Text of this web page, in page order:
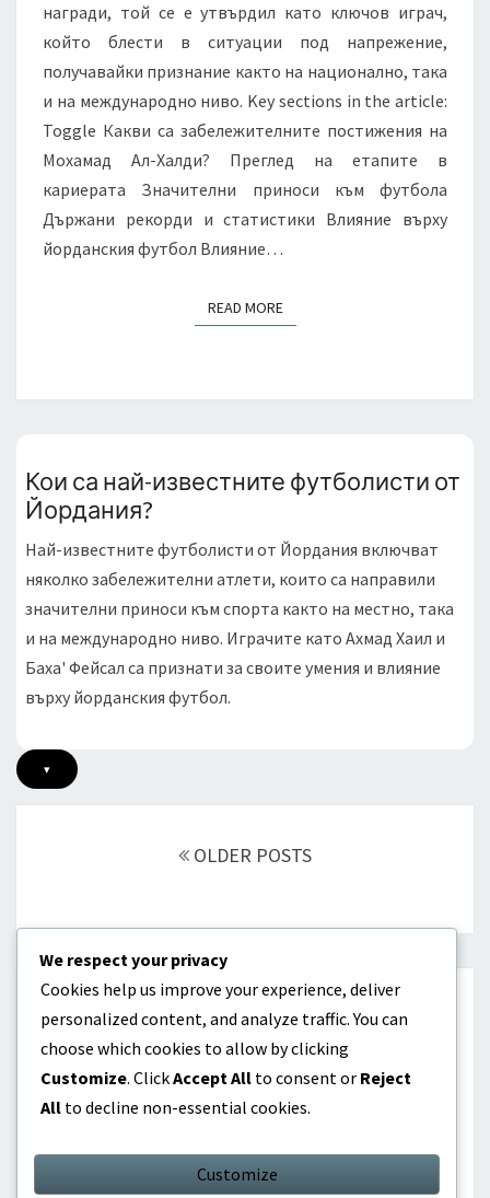
награди, той се е утвърдил като ключов играч,
който блести в ситуации под напрежение,
получавайки признание както на национално, така
и на международно ниво. Key sections in the article:
Toggle Какви са забележителните постижения на
Мохамад Ал-Халди? Преглед на етапите в
кариерата Значителни приноси към футбола
Държани рекорди и статистики Влияние върху
йорданския футбол Влияние…
READ MOREREAD MORE
Кои са най-известните футболисти от
Йордания?
Най-известните футболисти от Йордания включват
няколко забележителни атлети, които са направили
значителни приноси към спорта както на местно, така
и на международно ниво. Играчите като Ахмад Хаил и
Баха' Фейсал са признати за своите умения и влияние
върху йорданския футбол.
▾
OLDER POSTS
КАТЕГОРИИ
Биографии на играчите
Международни приноси
We respect your privacy
Cookies help us improve your experience, deliver
personalized content, and analyze traffic. You can
choose which cookies to allow by clicking
Customize. ClickAccept All to consent or Reject
All to decline non-essential cookies.
Customize